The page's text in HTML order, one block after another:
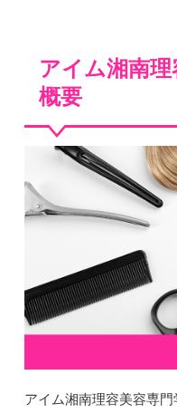
アイム湘南
概要
アイム湘南理容美容専